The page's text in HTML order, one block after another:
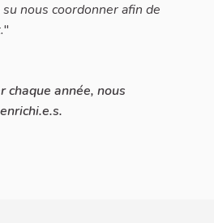
nous coordonner afin de
"
année, nous